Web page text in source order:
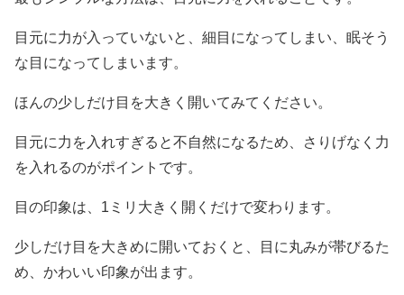
目元に力が入っていないと、細目になってしまい、眠そう
な目になってしまいます。
ほんの少しだけ目を大きく開いてみてください。
目元に力を入れすぎると不自然になるため、さりげなく力
を入れるのがポイントです。
目の印象は、1ミリ大きく開くだけで変わります。
少しだけ目を大きめに開いておくと、目に丸みが帯びるた
め、かわいい印象が出ます。